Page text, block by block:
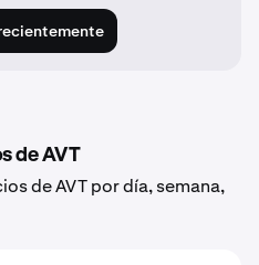
de AVT
de AVT por día, semana,